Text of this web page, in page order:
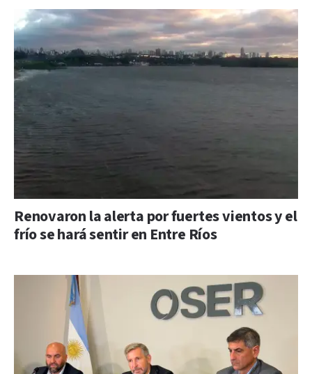
Renovaron la alerta por fuertes vientos y el
frío se hará sentir en Entre Ríos